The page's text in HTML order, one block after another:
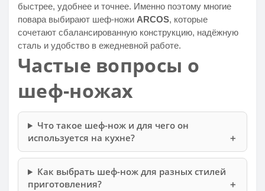
быстрее, удобнее и точнее. Именно поэтому многие
повара выбирают шеф-ножи ARCOS, которые
сочетают сбалансированную конструкцию, надёжную
сталь и удобство в ежедневной работе.
Частые вопросы о
шеф-ножах
Что такое шеф-нож и для чего он
используется на кухне?
Как выбрать шеф-нож для разных стилей
приготовления?